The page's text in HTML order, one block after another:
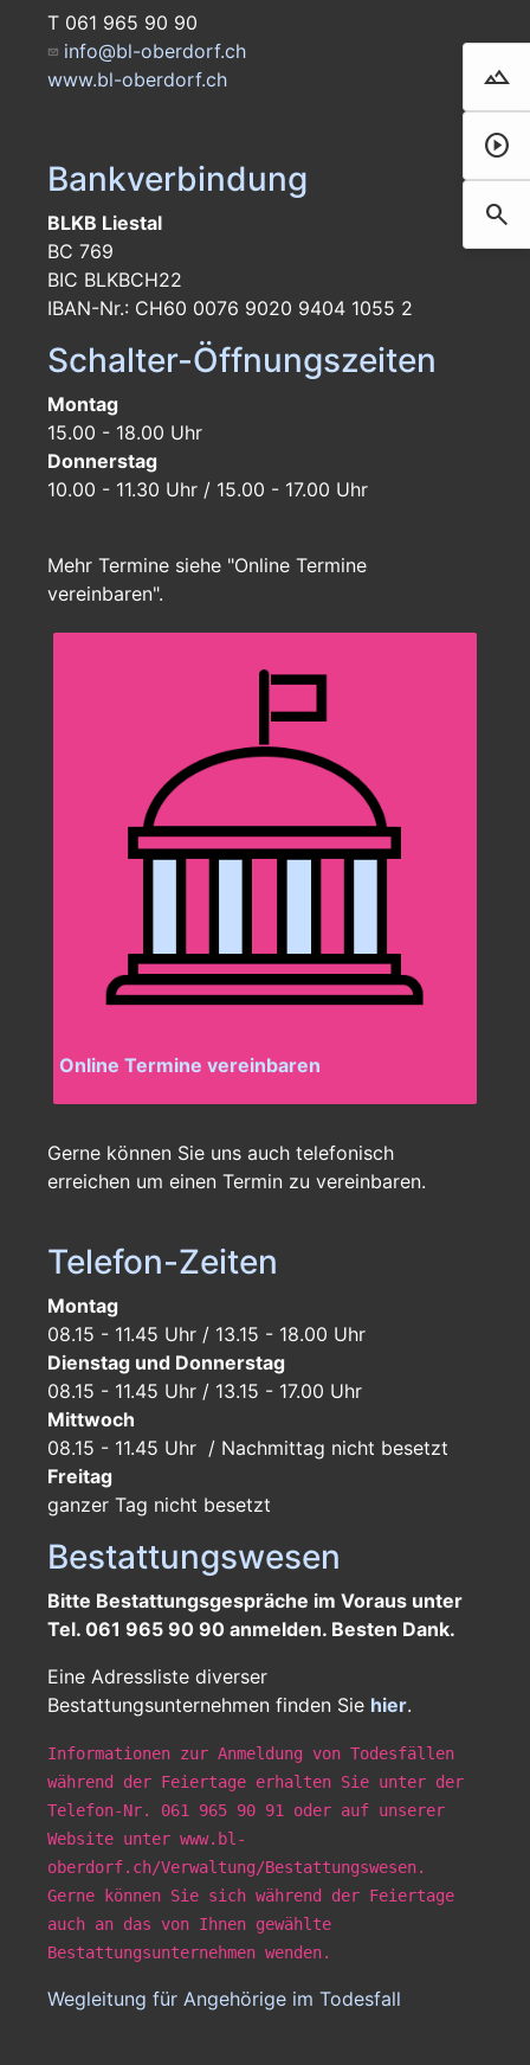
landscape
Film
play_circle
search
T 061 965 90 90
info@bl-oberdorf.ch
www.bl-oberdorf.ch
Bankverbindung
BLKB Liestal
BC 769
BIC BLKBCH22
IBAN-Nr.: CH60 0076 9020 9404 1055 2
Schalter-Öffnungszeiten
Montag
15.00 - 18.00 Uhr
Donnerstag
10.00 - 11.30 Uhr / 15.00 - 17.00 Uhr
Mehr Termine siehe "Online Termine
vereinbaren".
Online Termine vereinbaren
Gerne können Sie uns auch telefonisch
erreichen um einen Termin zu vereinbaren.
Telefon-Zeiten
Montag
08.15 - 11.45 Uhr / 13.15 - 18.00 Uhr
Dienstag und Donnerstag
08.15 - 11.45 Uhr / 13.15 - 17.00 Uhr
Mittwoch
08.15 - 11.45 Uhr / Nachmittag nicht besetzt
Freitag
ganzer Tag nicht besetzt
Bestattungswesen
Bitte Bestattungsgespräche im Voraus unter
Tel. 061 965 90 90 anmelden. Besten Dank.
Eine Adressliste diverser
Bestattungsunternehmen finden Sie hier.
Informationen zur Anmeldung von Todesfällen
während der Feiertage erhalten Sie unter der
Telefon-Nr. 061 965 90 91 oder auf unserer
Website unter www.bl-
oberdorf.ch/Verwaltung/Bestattungswesen.
Gerne können Sie sich während der Feiertage
auch an das von Ihnen gewählte
Bestattungsunternehmen wenden.
Wegleitung für Angehörige im Todesfall